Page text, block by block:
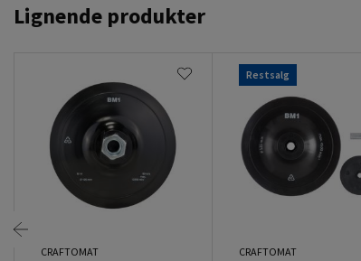
Lignende produkter
CRAFTOMAT
Restsalg
CRAFTOMAT